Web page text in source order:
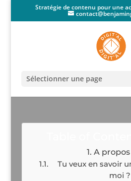
Stratégie de contenu pour une
Sélectionner une page
A propos
Tu veux en savoir
moi ?